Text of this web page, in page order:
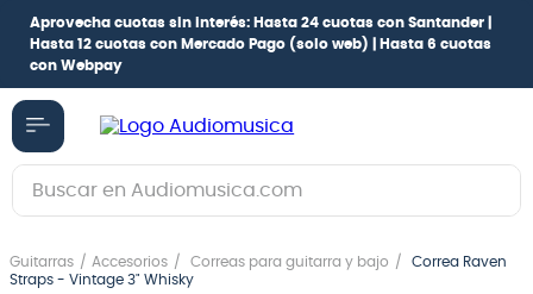
Aprovecha cuotas sin interés: Hasta 24 cuotas con Santander |
Hasta 12 cuotas con Mercado Pago (solo web) |
Hasta 6 cuotas
con Webpay
Buscar en Audiomusica.com
Guitarras Accesorios Correas para guitarra y bajo
Correa Raven
Straps - Vintage 3" Whisky
1.
guitarra electrica